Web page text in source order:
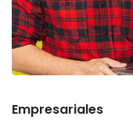
Empresariales